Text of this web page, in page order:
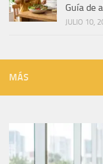
Guía de
JULIO 10,
MÁS